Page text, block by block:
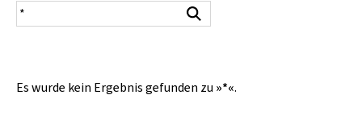
Suchergebnis
Es wurde kein Ergebnis gefunden zu »*«.